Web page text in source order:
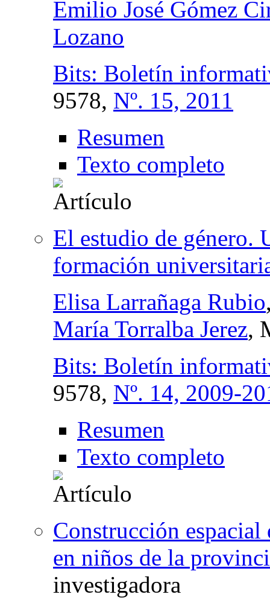
Emilio José Gómez
Lozano
Bits: Boletín
9578, Nº. 15, 2011
Resumen
Texto completo
El estudio de género.
formación
Elisa Larrañaga Rubio
María Torralba Jerez,
Bits: Boletín
9578, Nº. 14, 2009-
Resumen
Texto completo
Construcción
en niños de la
investigadora